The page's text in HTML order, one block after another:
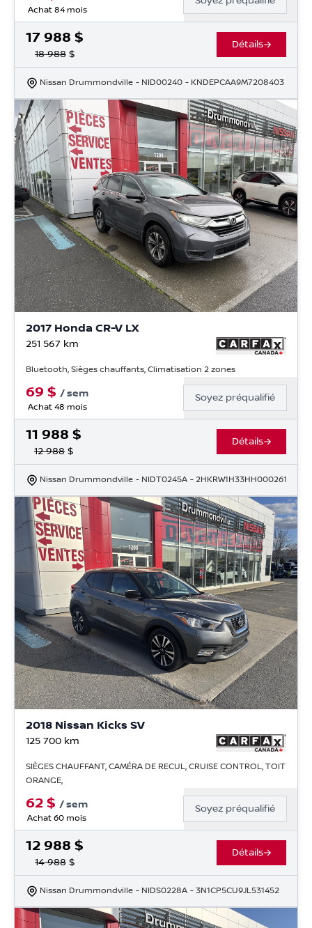
Achat 84 mois
17 988 $
18 988 $
Détails
Nissan Drummondville - NID00240 - KNDEPCAA9M7208403
2017 Honda CR-V LX
251 567 km
Bluetooth, Sièges chauffants, Climatisation 2 zones
69 $ /sem
Achat 48 mois
Soyez préqualifié
11 988 $
12 988 $
Détails
Nissan Drummondville - NIDT0245A - 2HKRW1H33HH000261
2018 Nissan Kicks SV
125 700 km
SIÈGES CHAUFFANT, CAMÉRA DE RECUL, CRUISE CONTROL, TOIT
ORANGE,
62 $ /sem
Achat 60 mois
Soyez préqualifié
12 988 $
14 988 $
Détails
Nissan Drummondville - NIDS0228A - 3N1CP5CU9JL531452